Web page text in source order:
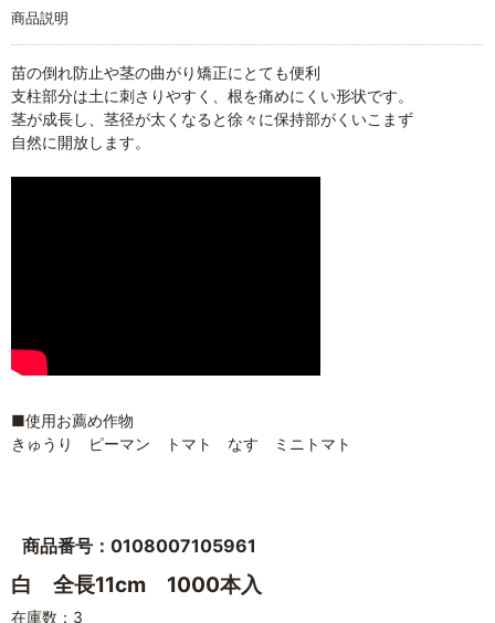
商品説明
苗の倒れ防止や茎の曲がり矯正にとても便利
支柱部分は土に刺さりやすく、根を痛めにくい形状です。
茎が成長し、茎径が太くなると徐々に保持部がくいこまず
自然に開放します。
■使用お薦め作物
きゅうり ピーマン トマト なす ミニトマト
商品番号：0108007105961
白 全長11cm 1000本入
在庫数：3